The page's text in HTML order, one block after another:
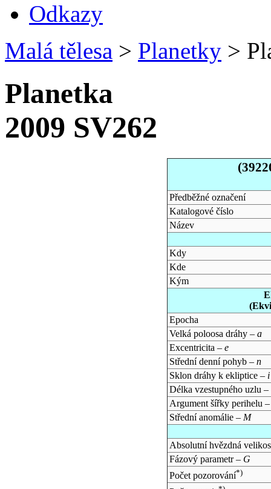
Odkazy
Malá tělesa > Planetky >
Planetka
2009 SV262
Předběžné označení
Katalogové číslo
Název
Kdy
Kde
Kým
Epocha
Velká poloosa dráhy – a
Excentricita – e
Střední denní pohyb – n
Sklon dráhy k ekliptice – i
Délka vzestupného uzlu –
Argument šířky perihelu
Střední anomálie – M
Absolutní hvězdná
Fázový parametr – G
Počet pozorování*)